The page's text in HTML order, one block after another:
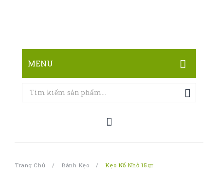
MENU
TRANG CHỦ
Trang Chủ / Bánh Kẹo / Kẹo Nổ Nhỏ 15gr